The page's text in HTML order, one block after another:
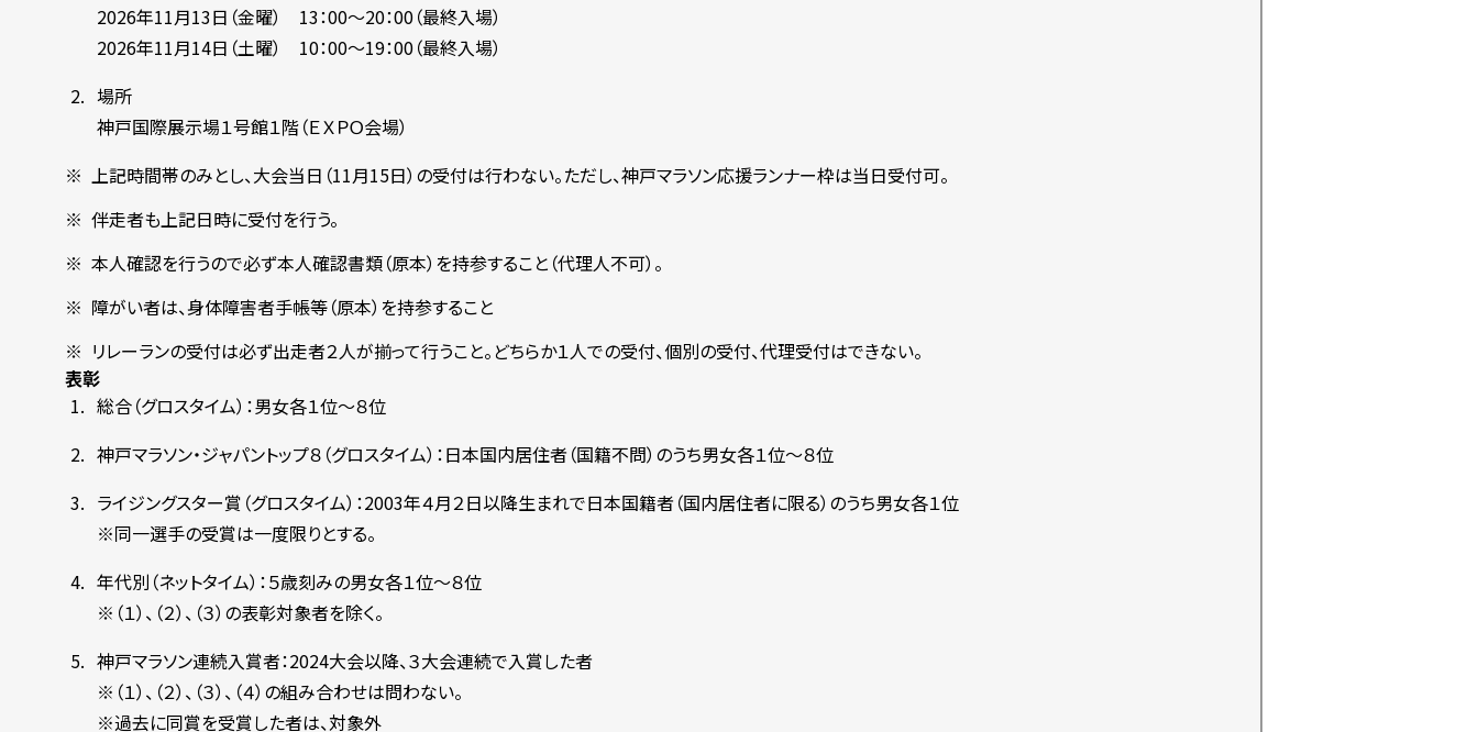
2026年11月13日（金曜） 13：00～20：00（最終入場）
2026年11月14日（土曜） 10：00～19：00（最終入場）
場所
神戸国際展示場１号館１階（ＥＸＰＯ会場）
上記時間帯のみとし、大会当日（11月15日）の受付は行わない。ただし、神戸マラソン応援ランナー枠は当日受付可。
伴走者も上記日時に受付を行う。
本人確認を行うので必ず本人確認書類（原本）を持参すること（代理人不可）。
障がい者は、身体障害者手帳等（原本）を持参すること
リレーランの受付は必ず出走者２人が揃って行うこと。どちらか１人での受付、個別の受付、代理受付はできない。
表彰
総合（グロスタイム）：男女各１位～８位
神戸マラソン・ジャパントップ８（グロスタイム）：日本国内居住者（国籍不問）のうち男女各１位～８位
ライジングスター賞（グロスタイム）：2003年４月２日以降生まれで日本国籍者（国内居住者に限る）のうち男女各１位
※同一選手の受賞は一度限りとする。
年代別（ネットタイム）：５歳刻みの男女各１位～８位
※（１）、（２）、（３）の表彰対象者を除く。
神戸マラソン連続入賞者：2024大会以降、３大会連続で入賞した者
※（１）、（２）、（３）、（４）の組み合わせは問わない。
※過去に同賞を受賞した者は、対象外